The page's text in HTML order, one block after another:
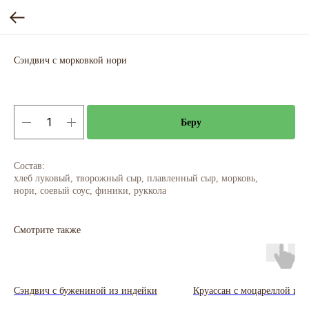
Сэндвич с морковкой нори
Беру
Состав:
хлеб луковый, творожный сыр, плавленный сыр, морковь,
нори, соевый соус, финики, руккола
Смотрите также
Сэндвич с бужениной из индейки Круассан с моцареллой и